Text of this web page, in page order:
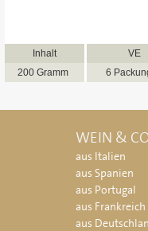
Inhalt
VE
200 Gramm
6
WEIN &
aus Italien
aus Spanien
aus Portugal
aus Frankreich
aus